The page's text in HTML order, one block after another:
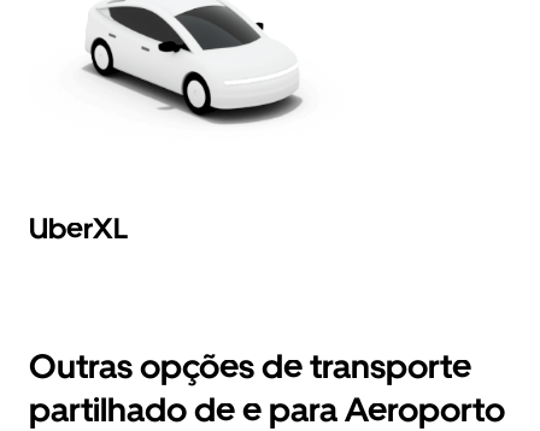
UberXL
Outras opções de transporte
partilhado de e para Aeroporto